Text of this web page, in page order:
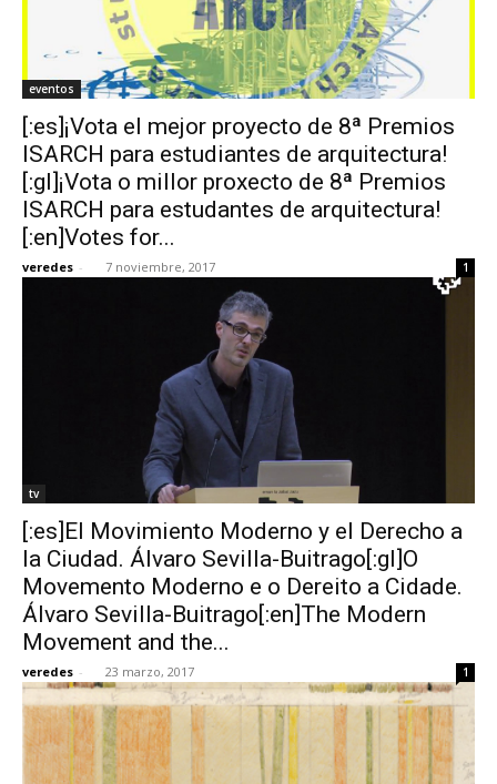
eventos
[:es]¡Vota el mejor proyecto de 8ª Premios
ISARCH para estudiantes de arquitectura!
[:gl]¡Vota o millor proxecto de 8ª Premios
ISARCH para estudantes de arquitectura!
[:en]Votes for...
veredes - 7 noviembre, 2017 1
tv
[:es]El Movimiento Moderno y el Derecho a
la Ciudad. Álvaro Sevilla-Buitrago[:gl]O
Movemento Moderno e o Dereito a Cidade.
Álvaro Sevilla-Buitrago[:en]The Modern
Movement and the...
veredes - 23 marzo, 2017 1